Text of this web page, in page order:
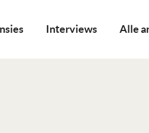
Interviews Alle